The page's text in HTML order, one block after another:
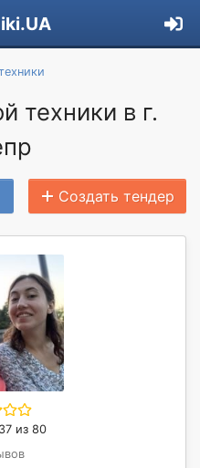
техники в г.
Создать тендер
из 80